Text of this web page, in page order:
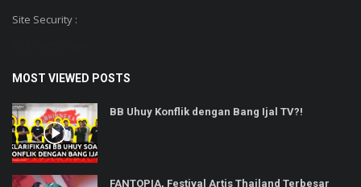
Site Security :
MOST VIEWED POSTS
BB Uhuy Konflik dengan Bang Ijal TV?!
FANTOPIA, Festival Artis Thailand Terbesar